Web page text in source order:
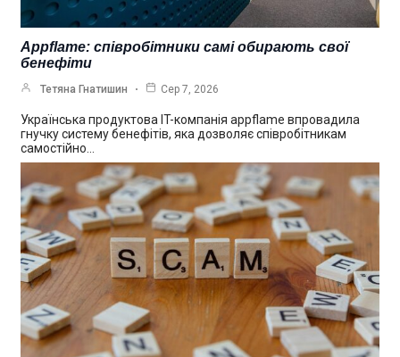
Appflame: співробітники самі обирають свої
бенефіти
Тетяна Гнатишин Сер 7, 2026
Українська продуктова IT-компанія appflame впровадила
гнучку систему бенефітів, яка дозволяє співробітникам
самостійно…